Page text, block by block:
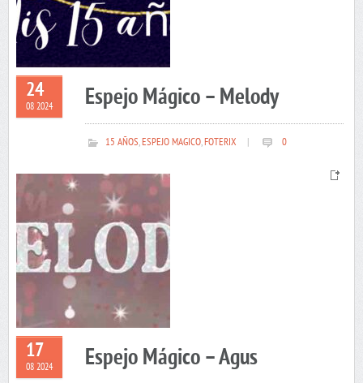
24
08 2024 Espejo Mágico – Melody
15 AÑOS,ESPEJO MAGICO,FOTERIX 0
17
08 2024 Espejo Mágico – Agus